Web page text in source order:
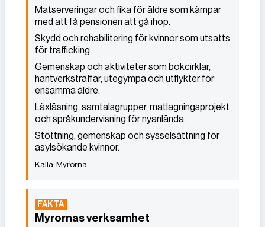
Matserveringar och fika för äldre som kämpar
med att få pensionen att gå ihop.
Skydd och rehabilitering för kvinnor som utsatts
för trafficking.
Gemenskap och aktiviteter som bokcirklar,
hantverksträffar, utegympa och utflykter för
ensamma äldre.
Läxläsning, samtalsgrupper, matlagningsprojekt
och språkundervisning för nyanlända.
Stöttning, gemenskap och sysselsättning för
asylsökande kvinnor.
Myrorna
Myrornas verksamhet